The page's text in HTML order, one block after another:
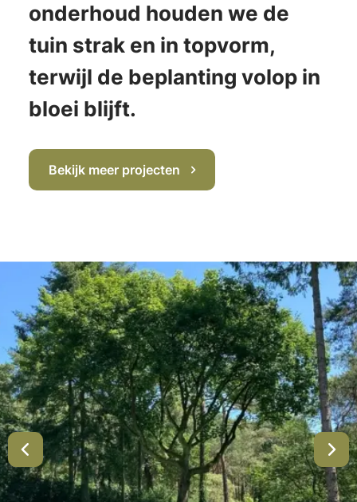
onderhoud houden we de
tuin strak en in topvorm,
terwijl de beplanting volop in
bloei blijft.
Bekijk meer projecten